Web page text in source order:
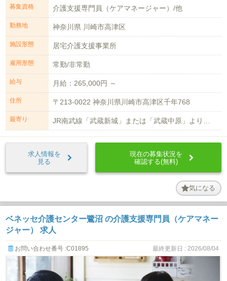
募集資格 介護支援専門員（ケアマネージャー）/他
勤務地 神奈川県 川崎市高津区
施設形態 居宅介護支援事業所
雇用形態 常勤/非常勤
給与 月給：265,000円 ～
住所 〒213-0022 神奈川県川崎市高津区千年768
最寄り JR南武線「武蔵新城」または「武蔵中原」より徒歩15分
求人情報を
見る
現在の募集状況を
確認する(無料)
気になる
ベネッセ介護センター鷺沼 の介護支援専門員（ケアマネー
ジャー） 求人
お問い合わせ番号 :C01895 最終更新日 : 2026/08/04